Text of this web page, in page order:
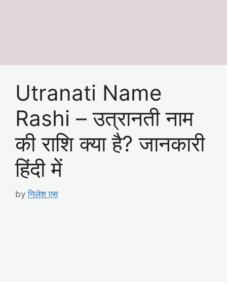
Utranati Name
Rashi – उत्रानती नाम
की राशि क्या है? जानकारी
हिंदी में
byनिलेश एस